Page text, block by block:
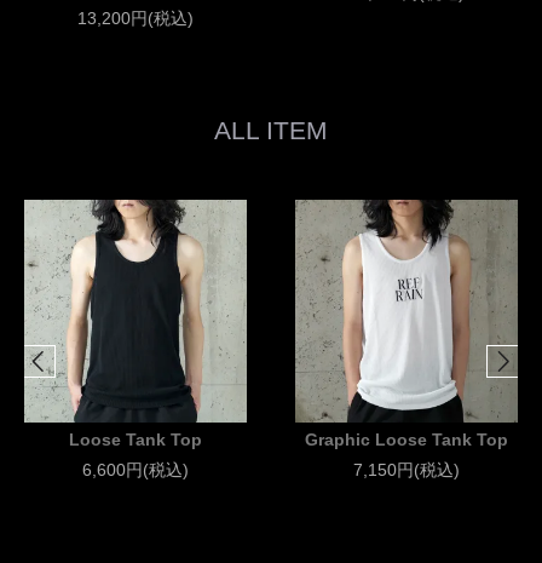
13,200円(税込)
ALL ITEM
Loose Tank Top
6,600円(税込)
Graphic Loose Tank Top
7,150円(税込)